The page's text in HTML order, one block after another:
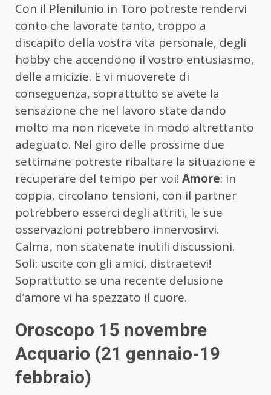
Con il Plenilunio in Toro potreste rendervi
conto che lavorate tanto, troppo a
discapito della vostra vita personale, degli
hobby che accendono il vostro entusiasmo,
delle amicizie. E vi muoverete di
conseguenza, soprattutto se avete la
sensazione che nel lavoro state dando
molto ma non ricevete in modo altrettanto
adeguato. Nel giro delle prossime due
settimane potreste ribaltare la situazione e
recuperare del tempo per voi! Amore: in
coppia, circolano tensioni, con il partner
potrebbero esserci degli attriti, le sue
osservazioni potrebbero innervosirvi.
Calma, non scatenate inutili discussioni.
Soli: uscite con gli amici, distraetevi!
Soprattutto se una recente delusione
d’amore vi ha spezzato il cuore.
Oroscopo 15 novembre
Acquario (21 gennaio-19
febbraio)